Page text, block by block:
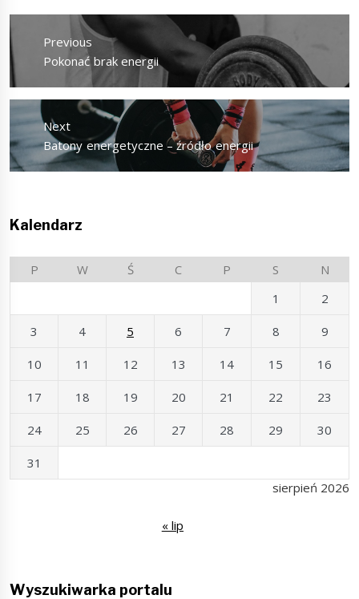
Nawigacja
wpisuPrevious
Previous
Pokonać brak energii
Next
Next
post:
Batony energetyczne – źródło energii
Kalendarz
sierpień 2026
P W Ś C P S
N
1
2
3 4 5 6 7 8 9
10 11 12 13 14 15 16
17 18 19 20 21 22 23
24 25 26 27 28 29 30
31
« lip
Wyszukiwarka portalu